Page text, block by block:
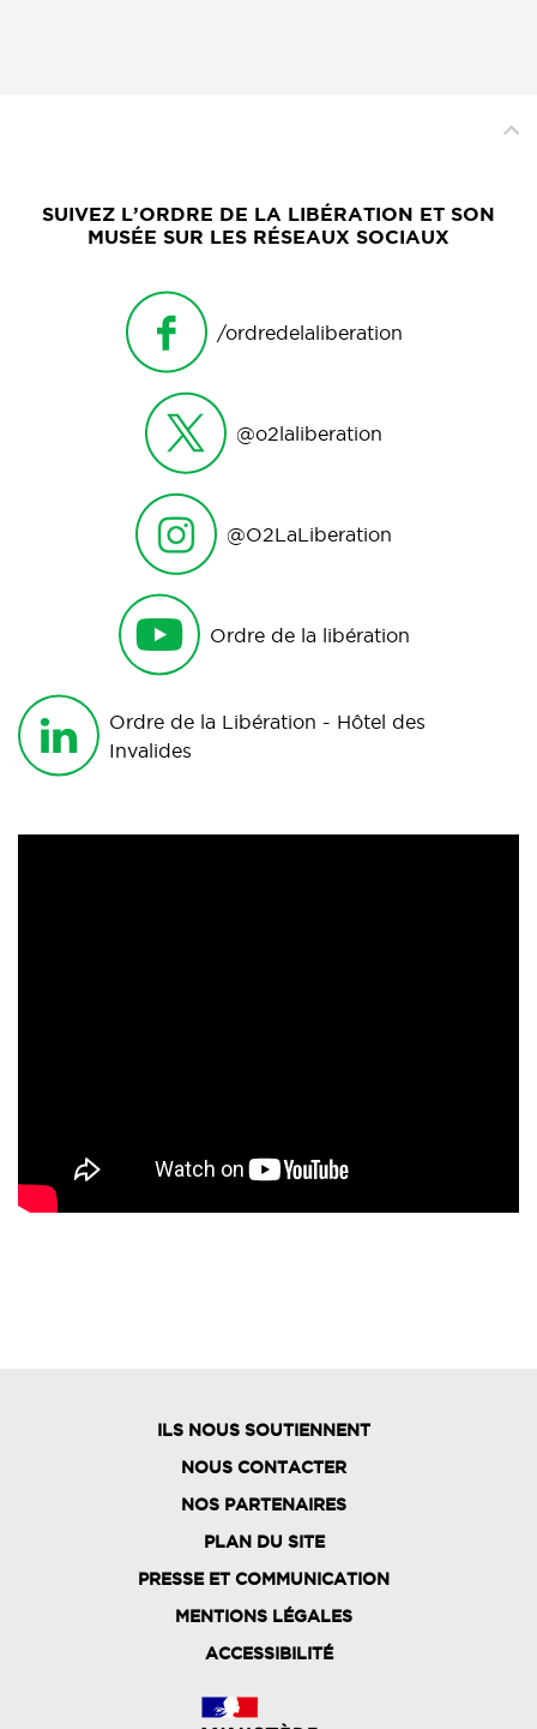
SUIVEZ L’ORDRE DE LA LIBÉRATION ET SON
MUSÉE SUR LES RÉSEAUX SOCIAUX
/ordredelaliberation
@o2laliberation
@O2LaLiberation
Ordre de la libération
Ordre de la Libération - Hôtel des
Invalides
FOOTER
MENU
ILS NOUS SOUTIENNENT
NOUS CONTACTER
NOS PARTENAIRES
PLAN DU SITE
PRESSE ET COMMUNICATION
MENTIONS LÉGALES
ACCESSIBILITÉ